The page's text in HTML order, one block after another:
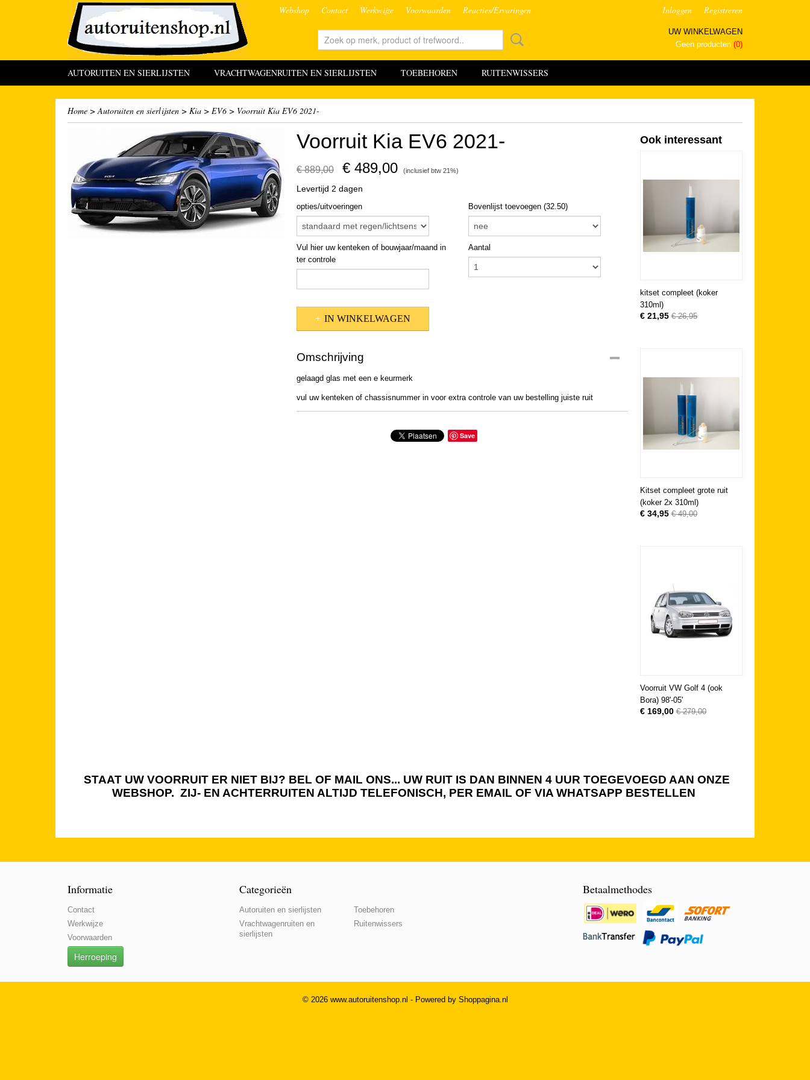
Webshop Contact Werkwijze Voorwaarden Reacties/Ervaringen Inloggen Registreren
UW WINKELWAGEN
Geen producten (0)
AUTORUITEN EN SIERLIJSTEN VRACHTWAGENRUITEN EN SIERLIJSTEN TOEBEHOREN RUITENWISSERS
Home >Autoruiten en sierlijsten > Kia > EV6 > Voorruit Kia EV6 2021-
Voorruit Kia EV6 2021-
€ 889,00 € 489,00 (inclusief btw 21%)
Levertijd 2 dagen
opties/uitvoeringen Bovenlijst toevoegen (32.50)
Vul hier uw kenteken of bouwjaar/maand in
ter controle
Aantal
IN WINKELWAGEN
Omschrijving
gelaagd glas met een e keurmerk
vul uw kenteken of chassisnummer in voor extra controle van uw bestelling juiste ruit
Save
Ook interessant
kitset compleet (koker
310ml)
€ 21,95 € 26,95
Kitset compleet grote ruit
(koker 2x 310ml)
€ 34,95 € 49,00
Voorruit VW Golf 4 (ook
Bora) 98'-05'
€ 169,00 € 279,00
STAAT UW VOORRUIT ER NIET BIJ? BEL OF MAIL ONS... UW RUIT IS DAN BINNEN 4 UUR TOEGEVOEGD AAN ONZE
WEBSHOP. ZIJ- EN ACHTERRUITEN ALTIJD TELEFONISCH, PER EMAIL OF VIA WHATSAPP BESTELLEN
Informatie
Contact
Werkwijze
Voorwaarden
Herroeping
Categorieën
Autoruiten en sierlijsten
Vrachtwagenruiten en
sierlijsten
Toebehoren
Ruitenwissers
Betaalmethodes
© 2026 www.autoruitenshop.nl - Powered by Shoppagina.nl